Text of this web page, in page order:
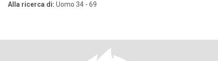
Alla ricerca di: Uomo 34 - 69